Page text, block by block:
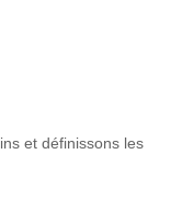
et définissons les